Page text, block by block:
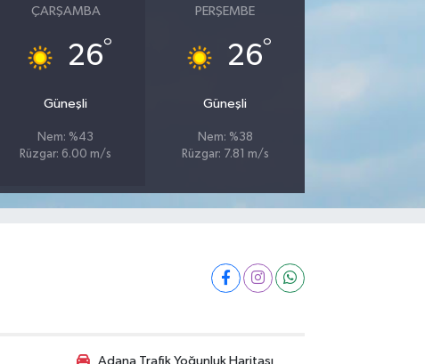
ÇARŞAMBA
26°
Güneşli
Nem: %43
Rüzgar: 6.00 m/s
PERŞEMBE
26°
Güneşli
Nem: %38
Rüzgar: 7.81 m/s
Adana Trafik Yoğunluk Haritası